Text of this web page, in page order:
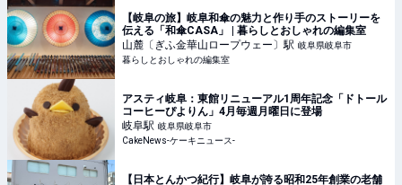
【岐阜の旅】岐阜和傘の魅力と作り手のストーリーを
伝える「和傘CASA」 | 暮らしとおしゃれの編集室
山麓〔ぎふ金華山ロープウェー〕駅 岐阜県岐阜市
暮らしとおしゃれの編集室
アスティ岐阜：東館リニューアル1周年記念「ドトール
コーヒーぴよりん」4月毎週月曜日に登場
岐阜駅 岐阜県岐阜市
CakeNews-ケーキニュース-
【日本とんかつ紀行】岐阜が誇る昭和25年創業の老舗